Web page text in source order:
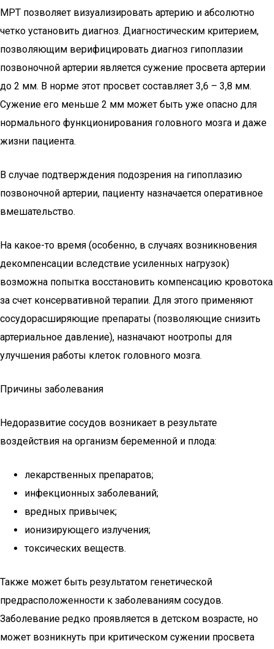
МРТ позволяет визуализировать артерию и абсолютно
четко установить диагноз. Диагностическим критерием,
позволяющим верифицировать диагноз гипоплазии
позвоночной артерии является сужение просвета артерии
до 2 мм. В норме этот просвет составляет 3,6 – 3,8 мм.
Сужение его меньше 2 мм может быть уже опасно для
нормального функционирования головного мозга и даже
жизни пациента.
В случае подтверждения подозрения на гипоплазию
позвоночной артерии, пациенту назначается оперативное
вмешательство.
На какое-то время (особенно, в случаях возникновения
декомпенсации вследствие усиленных нагрузок)
возможна попытка восстановить компенсацию кровотока
за счет консервативной терапии. Для этого применяют
сосудорасширяющие препараты (позволяющие снизить
артериальное давление), назначают ноотропы для
улучшения работы клеток головного мозга.
Причины заболевания
Недоразвитие сосудов возникает в результате
воздействия на организм беременной и плода:
лекарственных препаратов;
инфекционных заболеваний;
вредных привычек;
ионизирующего излучения;
токсических веществ.
Также может быть результатом генетической
предрасположенности к заболеваниям сосудов.
Заболевание редко проявляется в детском возрасте, но
может возникнуть при критическом сужении просвета